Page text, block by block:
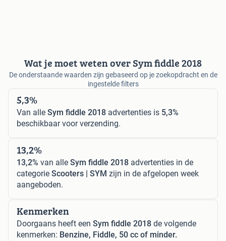
Wat je moet weten over Sym fiddle 2018
De onderstaande waarden zijn gebaseerd op je zoekopdracht en de
ingestelde filters
5,3%
Van alle Sym fiddle 2018 advertenties is 5,3%
beschikbaar voor verzending.
13,2%
13,2% van alle Sym fiddle 2018 advertenties in de
categorie Scooters | SYM zijn in de afgelopen week
aangeboden.
Kenmerken
Doorgaans heeft een Sym fiddle 2018 de volgende
kenmerken: Benzine, Fiddle, 50 cc of minder.